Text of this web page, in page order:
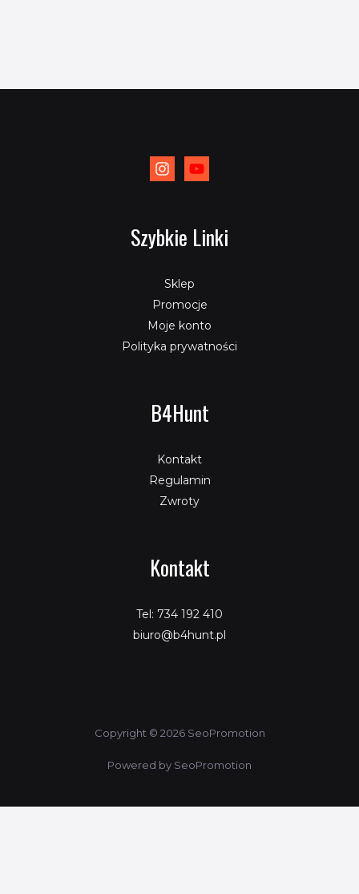
Szybkie Linki
Sklep
Promocje
Moje konto
Polityka prywatności
B4Hunt
Kontakt
Regulamin
Zwroty
Kontakt
Tel: 734 192 410
biuro@b4hunt.pl
Copyright © 2026 SeoPromotion
Powered by SeoPromotion